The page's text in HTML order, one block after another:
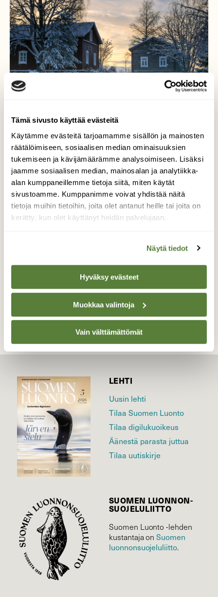
Tämä sivusto käyttää evästeitä
Käytämme evästeitä tarjoamamme sisällön ja mainosten
räätälöimiseen, sosiaalisen median ominaisuuksien
tukemiseen ja kävijämäärämme analysoimiseen. Lisäksi
jaamme sosiaalisen median, mainosalan ja analytiikka-
alan kumppaneillemme tietoja siitä, miten käytät
sivustoamme. Kumppanimme voivat yhdistää näitä
tietoja muihin tietoihin, joita olet antanut heille tai joita on
kerätty, kun olet käyttänyt heidän palvelujaan.
Näytä tiedot
Hyväksy evästeet
Muokkaa valintoja
Vain välttämättömät
Vanhanajan talvi
Kaksi vanhaa taloa viettää talvea ja
odottaa kesäasukkaitaan. Pakkanen
paukkuu nurkissa ja hanki on lähes
koskematon, vain jäniksen jälkiä talojen
Valokuvaaja: Hannu Tikkanen, Kajaani 12.12.2023
TAKAISIN LISTAAN
LEHTI
Uusin lehti
Tilaa Suomen Luonto
Tilaa digilukuoikeus
Äänestä parasta juttua
Tilaa uutiskirje
SUOMEN LUONNON­
SUOJELU­LIITTO
Suomen Luonto -lehden
kustantaja onSuomen
luonnonsuojelu­liitto.